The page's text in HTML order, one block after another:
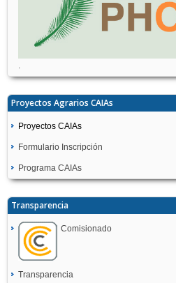
.
Proyectos Agrarios CAIAs
Proyectos CAIAs
Formulario Inscripción
Programa CAIAs
Transparencia
Comisionado
Transparencia